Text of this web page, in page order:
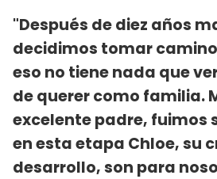
"Después de diez años
decidimos tomar
eso no tiene nada que
de querer como familia.
excelente padre, fuimos
en esta etapa Chloe, su
desarrollo, son para